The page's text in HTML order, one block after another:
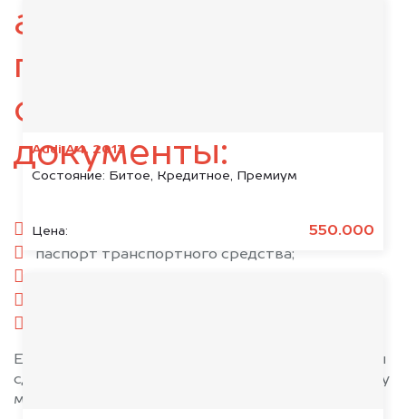
Audi A4, 2013
Состояние: Битое, Кредитное, Премиум
Цена: 550.000
автомобиль,
подготовьте
следующие
документы:
паспорт гражданина РФ;
паспорт транспортного средства;
Если у вас нет всех документов, то наши юристы
сделают всё возможное, чтобы оформить сделку
максимально быстро!